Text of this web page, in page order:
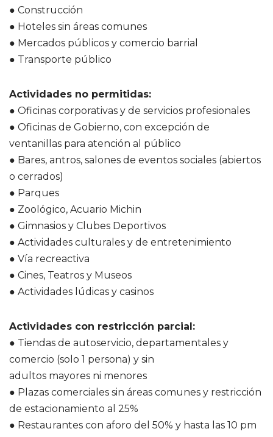
● Construcción
● Hoteles sin áreas comunes
● Mercados públicos y comercio barrial
● Transporte público
Actividades no permitidas:
● Oficinas corporativas y de servicios profesionales
● Oficinas de Gobierno, con excepción de
ventanillas para atención al público
● Bares, antros, salones de eventos sociales (abiertos
o cerrados)
● Parques
● Zoológico, Acuario Michin
● Gimnasios y Clubes Deportivos
● Actividades culturales y de entretenimiento
● Vía recreactiva
● Cines, Teatros y Museos
● Actividades lúdicas y casinos
Actividades con restricción parcial:
● Tiendas de autoservicio, departamentales y
comercio (solo 1 persona) y sin
adultos mayores ni menores
● Plazas comerciales sin áreas comunes y restricción
de estacionamiento al 25%
● Restaurantes con aforo del 50% y hasta las 10 pm